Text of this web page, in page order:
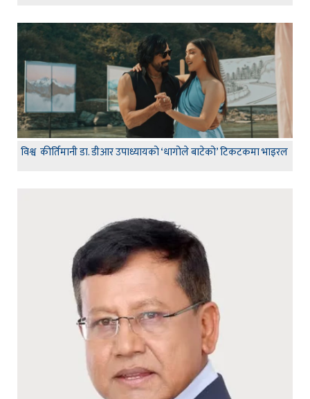
विश्व कीर्तिमानी डा. डीआर उपाध्यायको ‘धागोले बाटेको’ टिकटकमा भाइरल